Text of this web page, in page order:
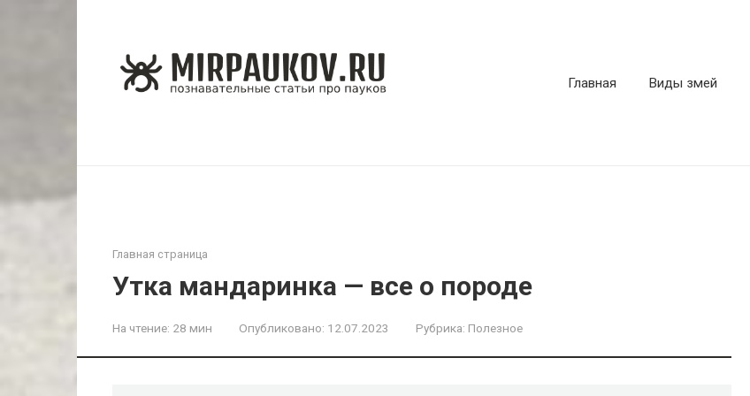
Главная Виды змей
Главная страница
Утка мандаринка — все о породе
На чтение: 28 мин Опубликовано: 12.07.2023 Рубрика: Полезное